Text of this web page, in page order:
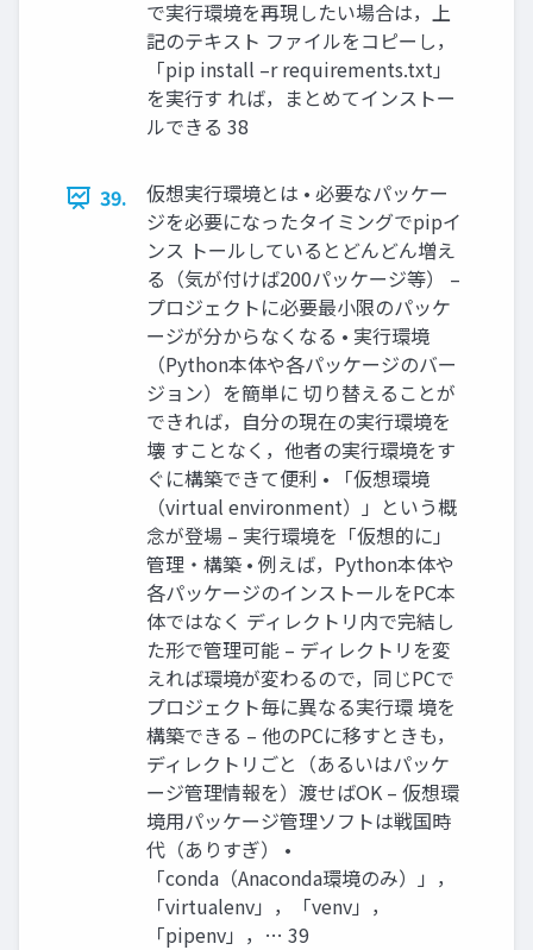
で実行環境を再現したい場合は，上
記のテキスト ファイルをコピーし，
「pip install –r requirements.txt」
を実行す れば，まとめてインストー
ルできる 38
39.
仮想実行環境とは • 必要なパッケー
ジを必要になったタイミングでpipイ
ンス トールしているとどんどん増え
る（気が付けば200パッケージ等） –
プロジェクトに必要最小限のパッケ
ージが分からなくなる • 実行環境
（Python本体や各パッケージのバー
ジョン）を簡単に 切り替えることが
できれば，自分の現在の実行環境を
壊 すことなく，他者の実行環境をす
ぐに構築できて便利 • 「仮想環境
（virtual environment）」という概
念が登場 – 実行環境を「仮想的に」
管理・構築 • 例えば，Python本体や
各パッケージのインストールをPC本
体ではなく ディレクトリ内で完結し
た形で管理可能 – ディレクトリを変
えれば環境が変わるので，同じPCで
プロジェクト毎に異なる実行環 境を
構築できる – 他のPCに移すときも，
ディレクトリごと（あるいはパッケ
ージ管理情報を）渡せばOK – 仮想環
境用パッケージ管理ソフトは戦国時
代（ありすぎ） •
「conda（Anaconda環境のみ）」，
「virtualenv」，「venv」，
「pipenv」，… 39